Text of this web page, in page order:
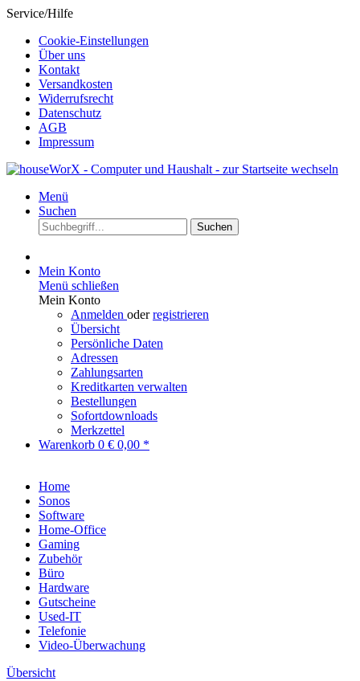
Service/Hilfe
Cookie-Einstellungen
Über uns
Kontakt
Versandkosten
Widerrufsrecht
Datenschutz
AGB
Impressum
Menü
Suchen
Suchen
Mein Konto
Menü schließen
Mein Konto
Anmelden oderregistrieren
Übersicht
Persönliche Daten
Adressen
Zahlungsarten
Kreditkarten verwalten
Bestellungen
Sofortdownloads
Merkzettel
Warenkorb 0 € 0,00 *
Home
Sonos
Software
Home-Office
Gaming
Zubehör
Büro
Hardware
Gutscheine
Used-IT
Telefonie
Video-Überwachung
Übersicht